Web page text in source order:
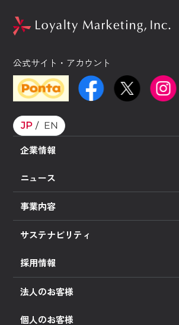
公式サイト・アカウント
JP EN
企業情報
ニュース
事業内容
サステナビリティ
採用情報
法人のお客様
個人のお客様